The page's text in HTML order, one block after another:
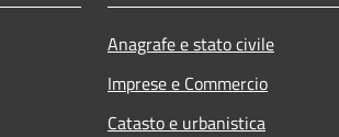
Anagrafe e stato civile
Imprese e Commercio
Catasto e urbanistica